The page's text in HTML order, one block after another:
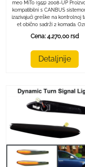
meo MiTo (955) 2008-UP
kompatibilni s CANBUS
izazivajući greške na kontrolnoj
et obično sadrži 2 komada.
Cena: 4.270,00 rsd
Detaljnije